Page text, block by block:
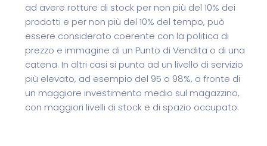
ad avere rotture di stock per non più del 10% dei
prodotti e per non più del 10% del tempo, può
essere considerato coerente con la politica di
prezzo e immagine di un Punto di Vendita o di una
catena. In altri casi si punta ad un livello di servizio
più elevato, ad esempio del 95 o 98%, a fronte di
un maggiore investimento medio sul magazzino,
con maggiori livelli di stock e di spazio occupato.